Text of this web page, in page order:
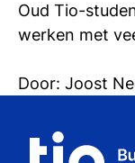
Oud Tio-
werken met
Door: Joost